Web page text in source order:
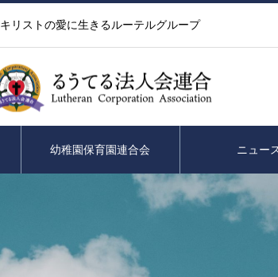
キリストの愛に生きるルーテルグループ
幼稚園保育園連合会 ニュー